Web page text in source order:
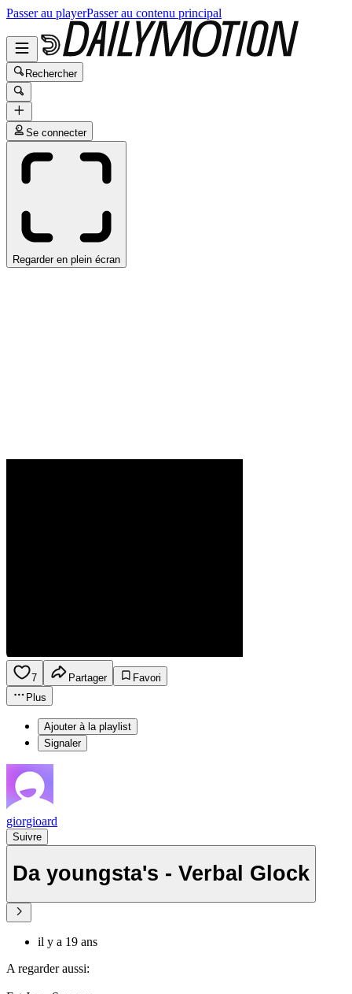
Passer au playerPasser au contenu principal
Rechercher
Se connecter
Regarder en plein écran
7 Partager
Favori
Plus
Ajouter à la playlist
Signaler
giorgioard
Suivre
Da youngsta's - Verbal Glock
il y a 19 ans
A regarder aussi: